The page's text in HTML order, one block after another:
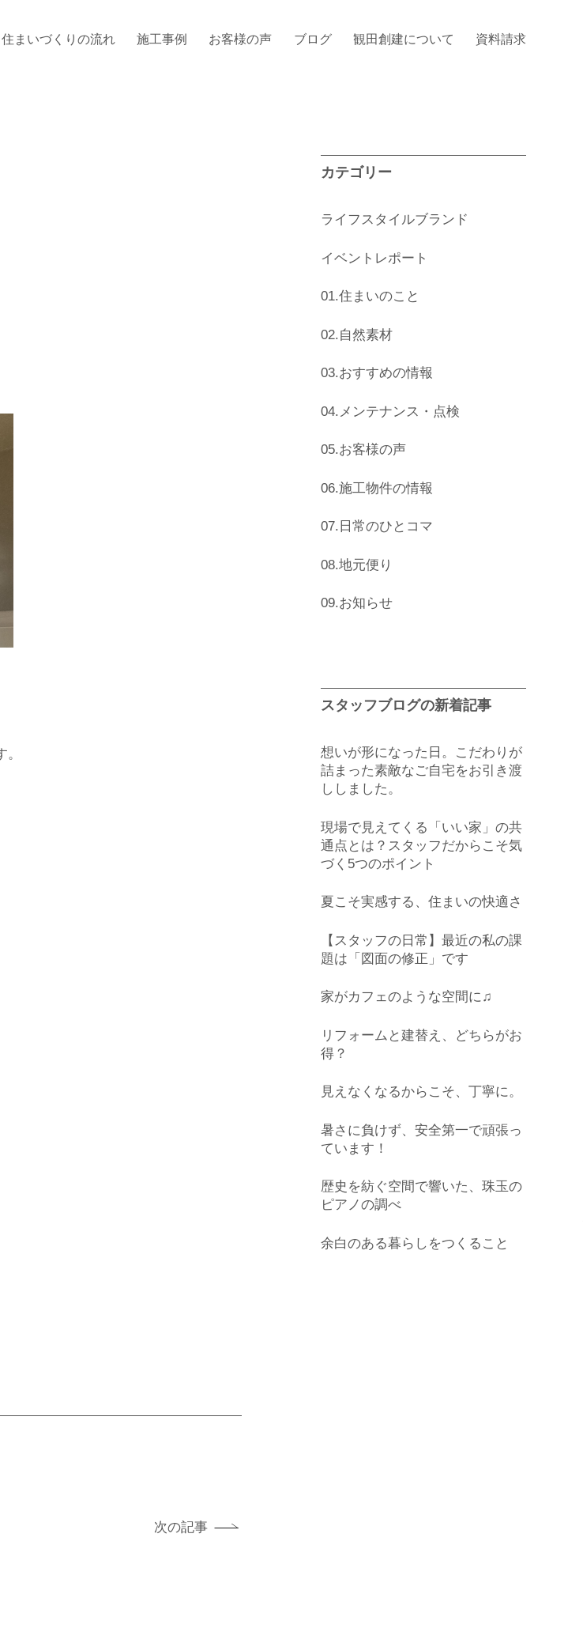
住まいづくりの流れ 施工事例 お客様の声 ブログ 観田創建について 資料請求
次の記事
カテゴリー
ライフスタイルブランド
イベントレポート
01.住まいのこと
02.自然素材
03.おすすめの情報
04.メンテナンス・点検
05.お客様の声
06.施工物件の情報
07.日常のひとコマ
08.地元便り
09.お知らせ
スタッフブログの新着記事
想いが形になった日。こだわりが
詰まった素敵なご自宅をお引き渡
ししました。
現場で見えてくる「いい家」の共
通点とは？スタッフだからこそ気
づく5つのポイント
夏こそ実感する、住まいの快適さ
【スタッフの日常】最近の私の課
題は「図面の修正」です
家がカフェのような空間に♫
リフォームと建替え、どちらがお
得？
見えなくなるからこそ、丁寧に。
暑さに負けず、安全第一で頑張っ
ています！
歴史を紡ぐ空間で響いた、珠玉の
ピアノの調べ
余白のある暮らしをつくること